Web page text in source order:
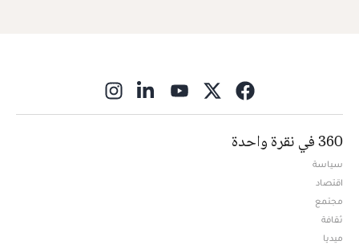
360 في نقرة واحدة
سياسة
اقتصاد
مجتمع
ثقافة
ميديا